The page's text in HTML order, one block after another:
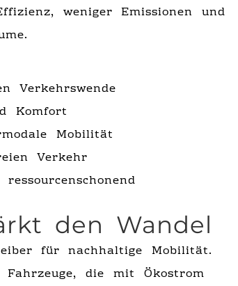
weniger Emissionen und
Verkehrswende
Komfort
Mobilität
Verkehr
den Wandel
für nachhaltige Mobilität.
die mit Ökostrom